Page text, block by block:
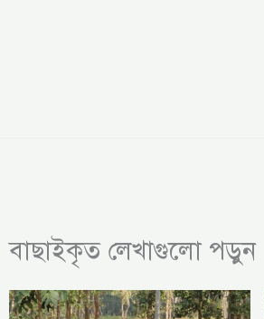
বাছাইকৃত লেখাগুলো পড়ুন